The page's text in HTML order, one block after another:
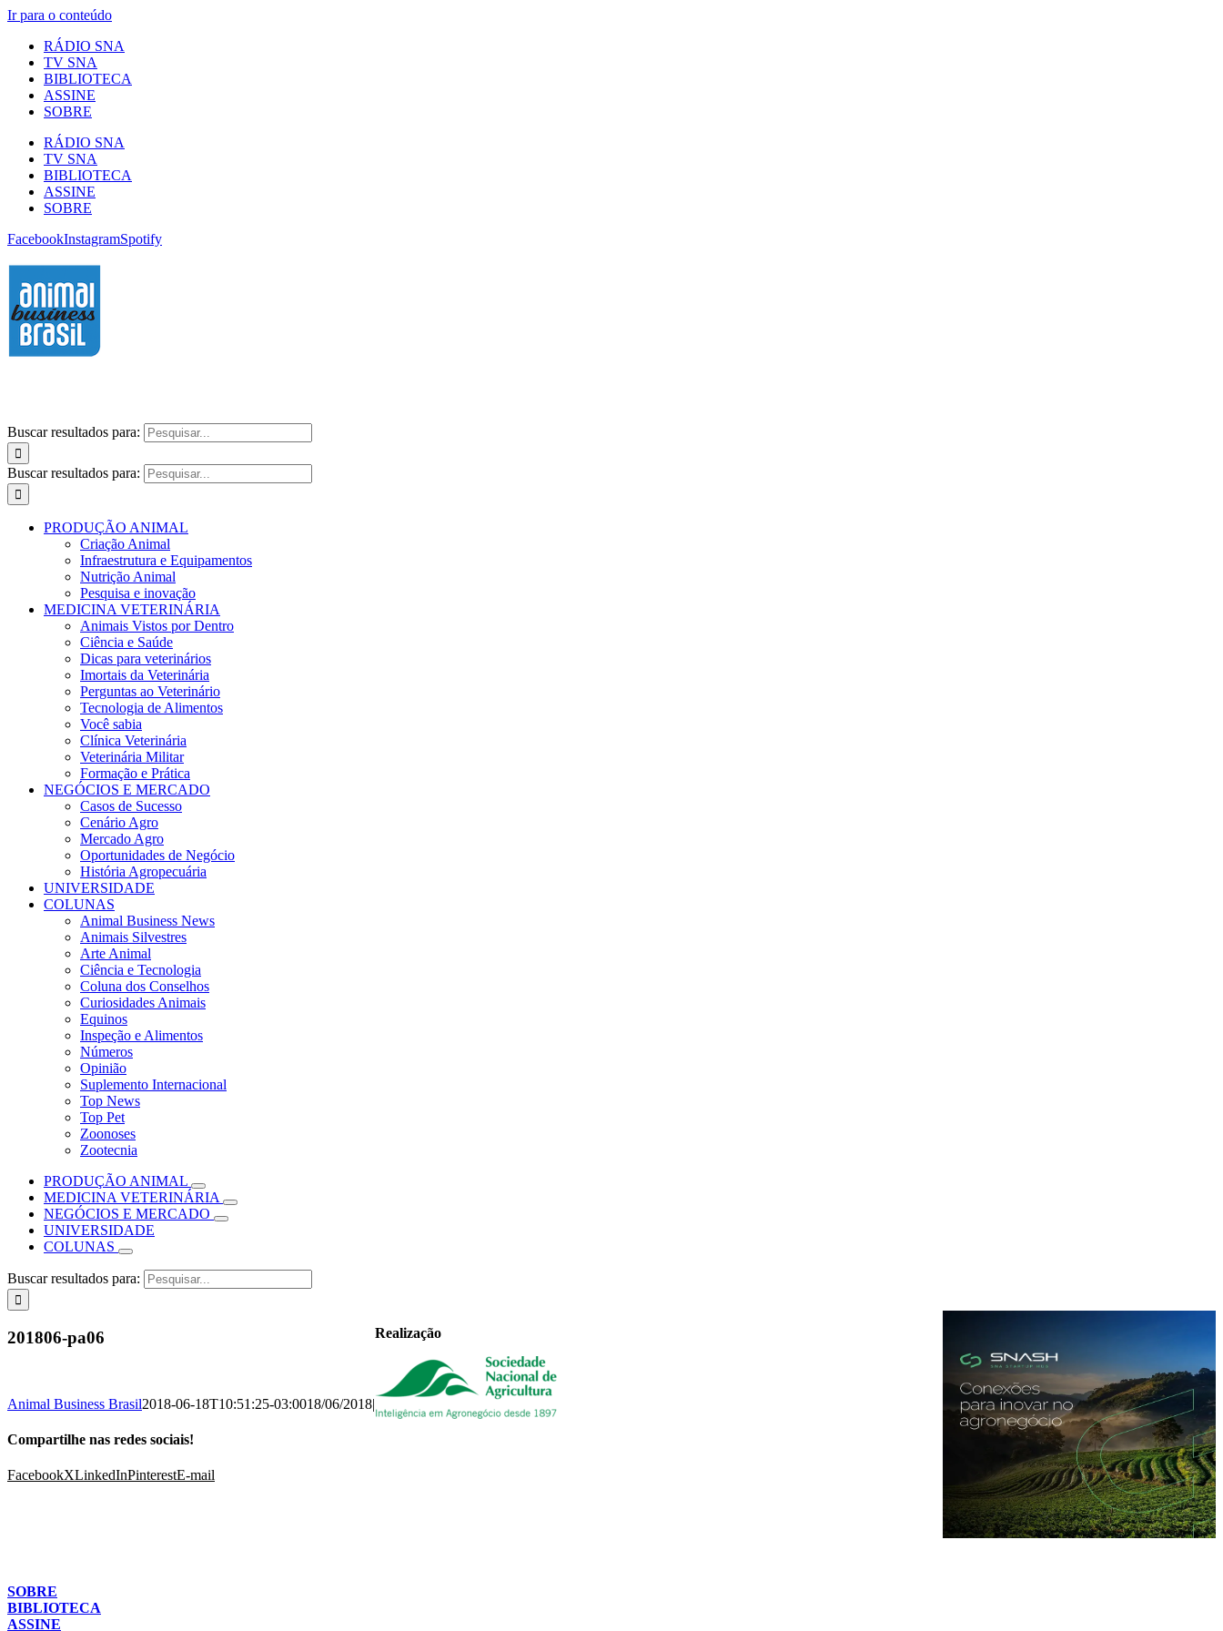
Ir para o conteúdo
RÁDIO SNA
TV SNA
BIBLIOTECA
ASSINE
SOBRE
RÁDIO SNA
TV SNA
BIBLIOTECA
ASSINE
SOBRE
FacebookInstagramSpotify
Buscar resultados para:
Buscar resultados para:
PRODUÇÃO ANIMAL
Criação Animal
Infraestrutura e Equipamentos
Nutrição Animal
Pesquisa e inovação
MEDICINA VETERINÁRIA
Animais Vistos por Dentro
Ciência e Saúde
Dicas para veterinários
Imortais da Veterinária
Perguntas ao Veterinário
Tecnologia de Alimentos
Você sabia
Clínica Veterinária
Veterinária Militar
Formação e Prática
NEGÓCIOS E MERCADO
Casos de Sucesso
Cenário Agro
Mercado Agro
Oportunidades de Negócio
História Agropecuária
UNIVERSIDADE
COLUNAS
Animal Business News
Animais Silvestres
Arte Animal
Ciência e Tecnologia
Coluna dos Conselhos
Curiosidades Animais
Equinos
Inspeção e Alimentos
Números
Opinião
Suplemento Internacional
Top News
Top Pet
Zoonoses
Zootecnia
PRODUÇÃO ANIMAL
MEDICINA VETERINÁRIA
NEGÓCIOS E MERCADO
UNIVERSIDADE
COLUNAS
Buscar resultados para:
201806-pa06
Animal Business Brasil2018-06-18T10:51:25-03:0018/06/2018|
Compartilhe nas redes sociais!
FacebookXLinkedInPinterestE-mail
Realização
SOBRE
BIBLIOTECA
ASSINE